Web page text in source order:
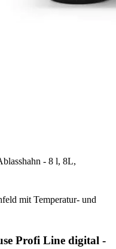
- 8 l, 8L,
mit Temperatur- und
Profi Line digital -